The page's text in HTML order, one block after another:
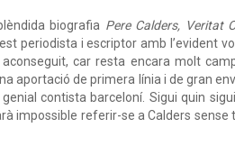
biografia Pere Calders, Veritat
periodista i escriptor amb l’evident
car resta encara molt
aportació de primera línia i de gran
contista barceloní. Sigui quin
impossible referir-se a Calders